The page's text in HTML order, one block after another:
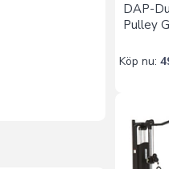
DAP-
Pulley
Köp nu: